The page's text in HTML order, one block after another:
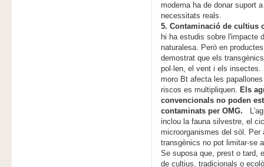
moderna ha de donar suport
necessitats reals.
5. Contaminació de cultius
hi ha estudis sobre l'impacte
naturalesa. Però en
demostrat que els
pol·len, el vent i els insectes.
moro Bt afecta les
riscos es multipliquen. Els
convencionals no poden
contaminats per OMG.
inclou la fauna silvestre, el
microorganismes del sòl.
transgènics no pot limitar-se
Se suposa que, prest o tard,
de cultius, tradicionals o